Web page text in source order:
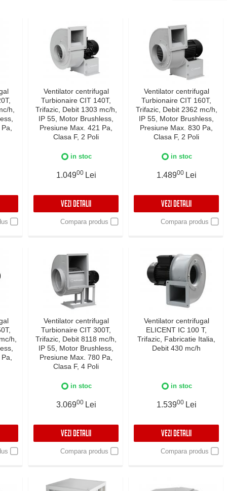
h,
Ventilator centrifugal
Turbionaire CIT 140T,
Trifazic, Debit 1303 mc/h,
IP 55, Motor Brushless,
Presiune Max. 421 Pa,
Clasa F, 2 Poli
in stoc
1.04900 Lei
VEZI DETALII
Compara produs
Ventilator centrifugal
Turbionaire CIT 160T,
Trifazic, Debit 2362 mc/h,
IP 55, Motor Brushless,
Presiune Max. 830 Pa,
Clasa F, 2 Poli
in stoc
1.48900 Lei
VEZI DETALII
Compara produs
h,
Ventilator centrifugal
Turbionaire CIT 300T,
Trifazic, Debit 8118 mc/h,
IP 55, Motor Brushless,
Presiune Max. 780 Pa,
Clasa F, 4 Poli
in stoc
3.06900 Lei
VEZI DETALII
Compara produs
Ventilator centrifugal
ELICENT IC 100 T,
Trifazic, Fabricatie Italia,
Debit 430 mc/h
in stoc
1.53900 Lei
VEZI DETALII
Compara produs